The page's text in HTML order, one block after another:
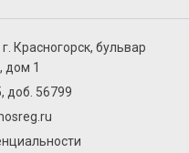
Красногорск, бульвар
дом 1
доб. 56799